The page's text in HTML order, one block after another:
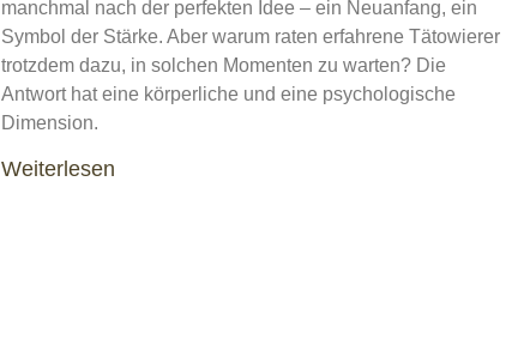
manchmal nach der perfekten Idee – ein Neuanfang, ein
Symbol der Stärke. Aber warum raten erfahrene Tätowierer
trotzdem dazu, in solchen Momenten zu warten? Die
Antwort hat eine körperliche und eine psychologische
Dimension.
Weiterlesen